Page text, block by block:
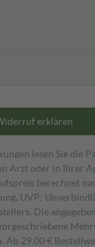
erklären
lesen Sie die
Arzt oder in Ihrer
berechnet
UVP:
Die
Ab 29,00 €